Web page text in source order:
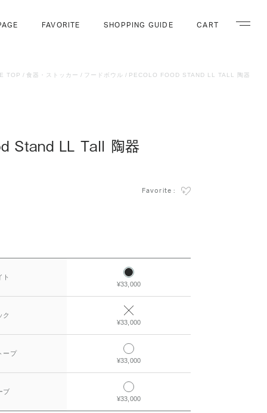
FAVORITE SHOPPING GUIDE CART ナビゲ
TOP 食器・ストッカー フードボウル PECOLO FOOD STAND LL TALL 陶器
Stand LL Tall 陶器
Favorite :
ト
¥33,000
ク
¥33,000
ープ
¥33,000
ブ
¥33,000